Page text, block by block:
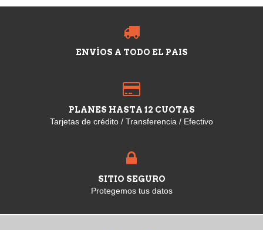
ENVÍOS A TODO EL PAIS
PLANES HASTA 12 CUOTAS
Tarjetas de crédito / Transferencia / Efectivo
SITIO SEGURO
Protegemos tus datos